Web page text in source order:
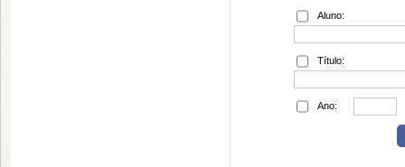
Aluno:
Título:
Ano: